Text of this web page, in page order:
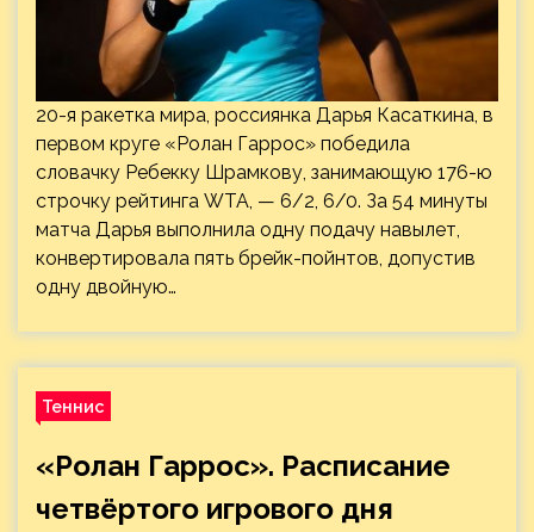
20-я ракетка мира, россиянка Дарья Касаткина, в
первом круге «Ролан Гаррос» победила
словачку Ребекку Шрамкову, занимающую 176-ю
строчку рейтинга WTA, — 6/2, 6/0. За 54 минуты
матча Дарья выполнила одну подачу навылет,
конвертировала пять брейк-пойнтов, допустив
одну двойную…
Теннис
«Ролан Гаррос». Расписание
четвёртого игрового дня